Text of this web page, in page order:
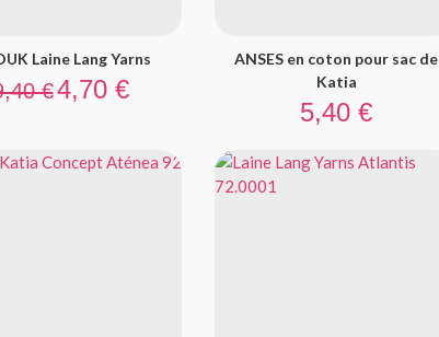
Laine Lang Yarns
de base
€ Prix
4,70 €
ANSES en coton pour sac de
Katia
Prix
5,40 €